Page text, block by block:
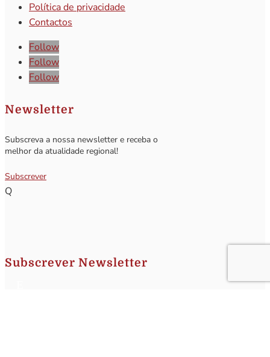
Política de privacidade
Contactos
Follow
Follow
Follow
Newsletter
Subscreva a nossa newsletter e receba o
melhor da atualidade regional!
Subscrever
Q
Subscrever Newsletter